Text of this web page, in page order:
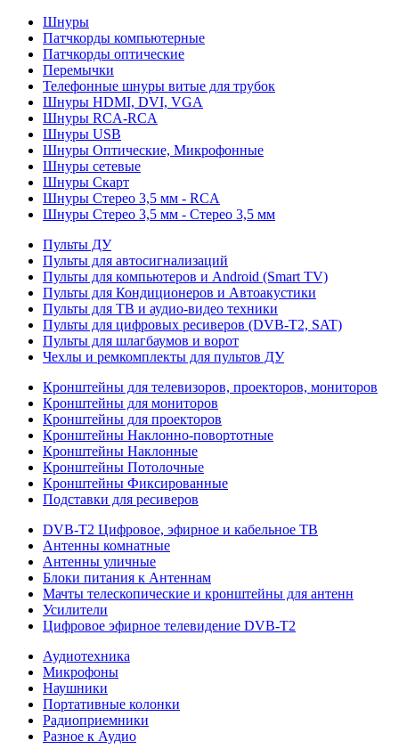
Шнуры
Патчкорды компьютерные
Патчкорды оптические
Перемычки
Телефонные шнуры витые для трубок
Шнуры HDMI, DVI, VGA
Шнуры RCA-RCA
Шнуры USB
Шнуры Оптические, Микрофонные
Шнуры сетевые
Шнуры Скарт
Шнуры Стерео 3,5 мм - RCA
Шнуры Стерео 3,5 мм - Стерео 3,5 мм
Пульты ДУ
Пульты для автосигнализаций
Пульты для компьютеров и Android (Smart TV)
Пульты для Кондиционеров и Автоакустики
Пульты для ТВ и аудио-видео техники
Пульты для цифровых ресиверов (DVB-T2, SAT)
Пульты для шлагбаумов и ворот
Чехлы и ремкомплекты для пультов ДУ
Кронштейны для телевизоров, проекторов, мониторов
Кронштейны для мониторов
Кронштейны для проекторов
Кронштейны Наклонно-повортотные
Кронштейны Наклонные
Кронштейны Потолочные
Кронштейны Фиксированные
Подставки для ресиверов
DVB-T2 Цифровое, эфирное и кабельное ТВ
Антенны комнатные
Антенны уличные
Блоки питания к Антеннам
Мачты телескопические и кронштейны для антенн
Усилители
Цифровое эфирное телевидение DVB-Т2
Аудиотехника
Микрофоны
Наушники
Портативные колонки
Радиоприемники
Разное к Аудио